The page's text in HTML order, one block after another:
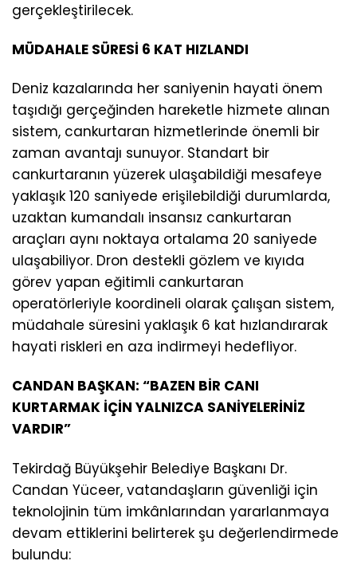
gerçekleştirilecek.
MÜDAHALE SÜRESİ 6 KAT HIZLANDI
Deniz kazalarında her saniyenin hayati önem
taşıdığı gerçeğinden hareketle hizmete alınan
sistem, cankurtaran hizmetlerinde önemli bir
zaman avantajı sunuyor. Standart bir
cankurtaranın yüzerek ulaşabildiği mesafeye
yaklaşık 120 saniyede erişilebildiği durumlarda,
uzaktan kumandalı insansız cankurtaran
araçları aynı noktaya ortalama 20 saniyede
ulaşabiliyor. Dron destekli gözlem ve kıyıda
görev yapan eğitimli cankurtaran
operatörleriyle koordineli olarak çalışan sistem,
müdahale süresini yaklaşık 6 kat hızlandırarak
hayati riskleri en aza indirmeyi hedefliyor.
CANDAN BAŞKAN: “BAZEN BİR CANI
KURTARMAK İÇİN YALNIZCA SANİYELERİNİZ
VARDIR”
Tekirdağ Büyükşehir Belediye Başkanı Dr.
Candan Yüceer, vatandaşların güvenliği için
teknolojinin tüm imkânlarından yararlanmaya
devam ettiklerini belirterek şu değerlendirmede
bulundu: